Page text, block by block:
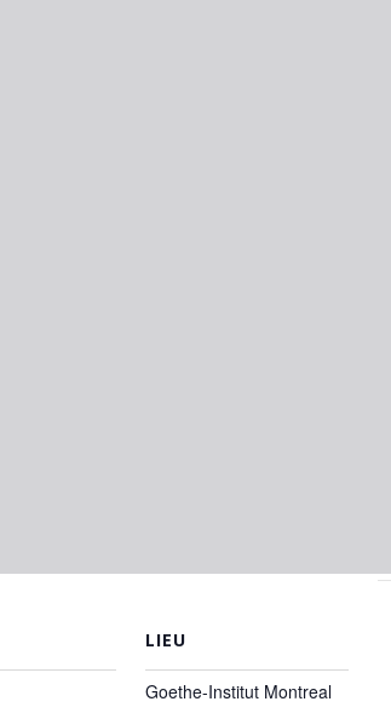
LIEU
Goethe-Institut Montreal